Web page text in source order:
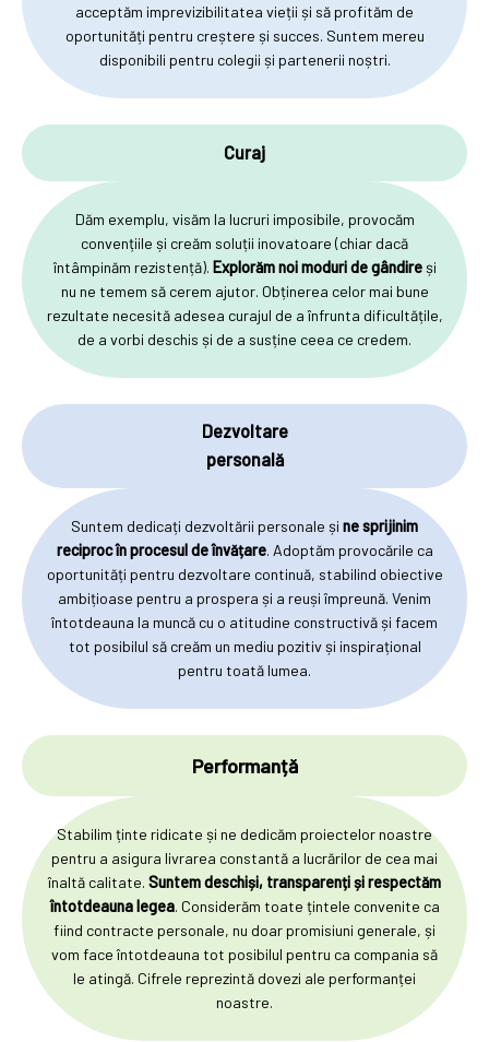
acceptăm imprevizibilitatea vieții și să profităm de
oportunități pentru creștere și succes. Suntem mereu
disponibili pentru colegii și partenerii noștri.
Curaj
Dăm exemplu, visăm la lucruri imposibile, provocăm
convențiile și creăm soluții inovatoare (chiar dacă
întâmpinăm rezistență). Explorăm noi moduri de gândireși
nu ne temem să cerem ajutor. Obținerea celor mai bune
rezultate necesită adesea curajul de a înfrunta dificultățile,
de a vorbi deschis și de a susține ceea ce credem.
Dezvoltare
personală
Suntem dedicați dezvoltării personale și ne sprijinim
reciproc în procesul de învățare. Adoptăm provocările ca
oportunități pentru dezvoltare continuă, stabilind obiective
ambițioase pentru a prospera și a reuși împreună. Venim
întotdeauna la muncă cu o atitudine constructivă și facem
tot posibilul să creăm un mediu pozitiv și inspirațional
pentru toată lumea.
Performanță
Stabilim ținte ridicate și ne dedicăm proiectelor noastre
pentru a asigura livrarea constantă a lucrărilor de cea mai
înaltă calitate. Suntem deschiși, transparenți și respectăm
întotdeauna legea. Considerăm toate țintele convenite ca
fiind contracte personale, nu doar promisiuni generale, și
vom face întotdeauna tot posibilul pentru ca compania să
le atingă. Cifrele reprezintă dovezi ale performanței
noastre.